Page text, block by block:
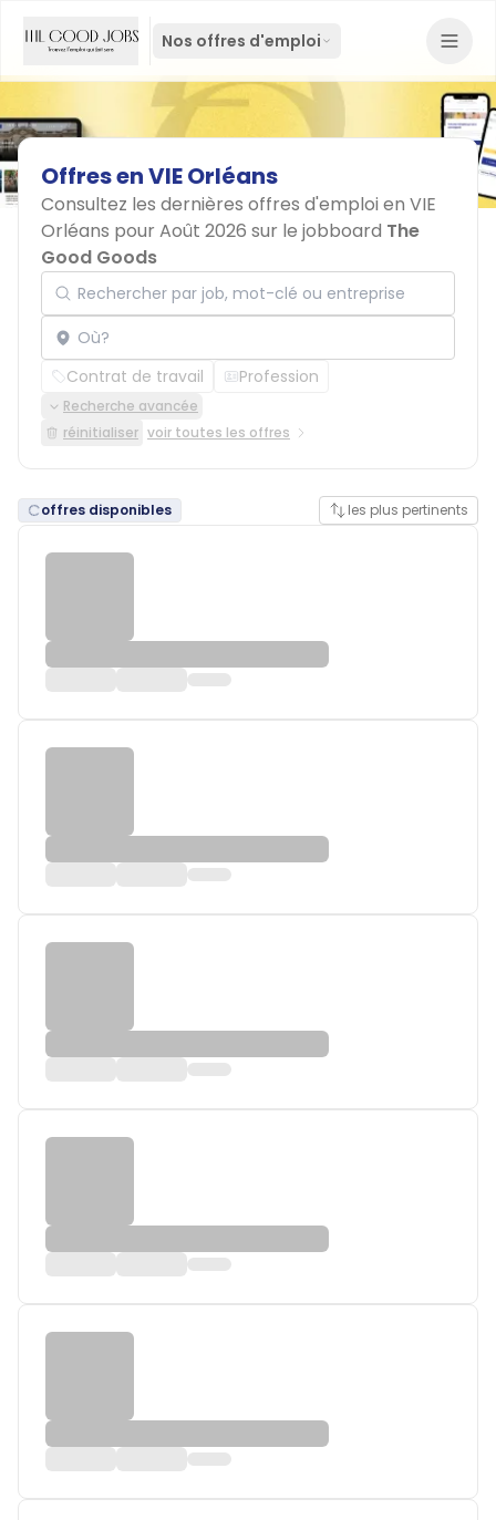
Nos offres d'emploi
OffresenVIEOrléans
Consultez les dernières offres d'emploi en VIE
Orléans pour Août 2026 sur le jobboard The
Good Goods
Rechercher par job, mot-clé ou entreprise
Localisation
Contrat de travail Profession
Recherche avancée
réinitialiser voir toutes les offres
offres disponibles les plus pertinents